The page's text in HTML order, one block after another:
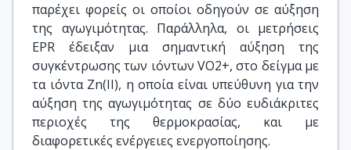
παρέχει φορείς οι οποίοι οδηγούν σε αύξηση
της αγωγιμότητας. Παράλληλα, οι μετρήσεις
EPR έδειξαν μια σημαντική αύξηση της
συγκέντρωσης των ιόντων VO2+, στο δείγμα με
τα ιόντα Zn(II), η οποία είναι υπεύθυνη για την
αύξηση της αγωγιμότητας σε δύο ευδιάκριτες
περιοχές της θερμοκρασίας, και με
διαφορετικές ενέργειες ενεργοποίησης.